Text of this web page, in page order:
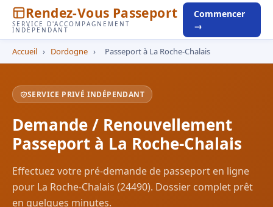
Rendez-Vous Passeport
SERVICE D'ACCOMPAGNEMENT
INDÉPENDANT
Commencer
→
Accueil › Dordogne › Passeport à La Roche-Chalais
SERVICE PRIVÉ INDÉPENDANT
Demande / Renouvellement
Passeport à La Roche-Chalais
Effectuez votre pré-demande de passeport en ligne
pour La Roche-Chalais (24490). Dossier complet prêt
en quelques minutes.